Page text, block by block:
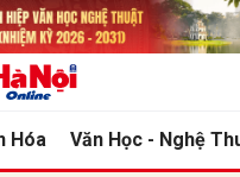
Hóa Văn Học - Nghệ